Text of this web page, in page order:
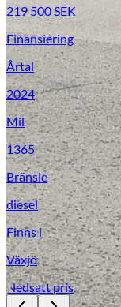
219 500SEK
Finansiering
Årtal
2024
Mil
1365
Bränsle
diesel
Finns i
Växjö
Nedsatt pris